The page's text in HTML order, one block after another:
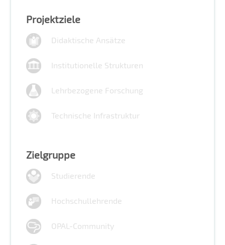
Projektziele
Didaktische Ansätze
Institutionelle Strukturen
Lehrbezogene Forschung
Technische Infrastruktur
Zielgruppe
Studierende
Hochschullehrende
OPAL-Community